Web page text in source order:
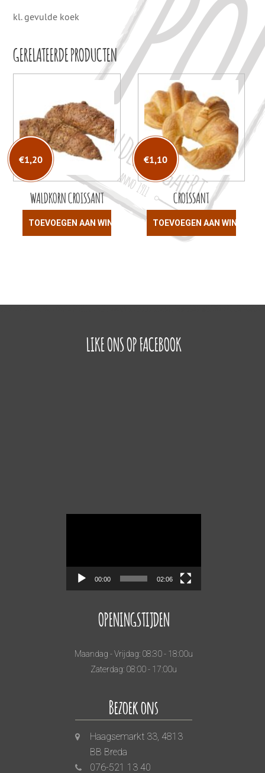
kl. gevulde koek
GERELATEERDE PRODUCTEN
WALDKORN CROISSANT
€1,20
TOEVOEGEN AAN WINKELWAGEN
CROISSANT
€1,10
TOEVOEGEN AAN
LIKE ONS OP FACEBOOK
00:00 02:06
OPENINGSTIJDEN
Maandag - Vrijdag: 08:30 - 18:00u
Zaterdag: 08:00 - 17:00u
Bezoek ons
Haagsemarkt 33, 4813
BB Breda
076-521 13 40